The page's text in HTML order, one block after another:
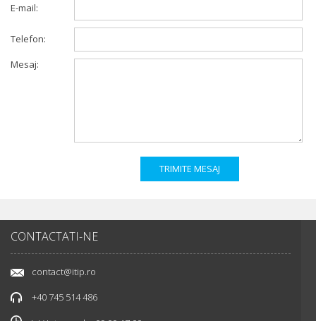
E-mail:
Telefon:
Mesaj:
CONTACTATI-NE
contact@itip.ro
+40 745 514 486